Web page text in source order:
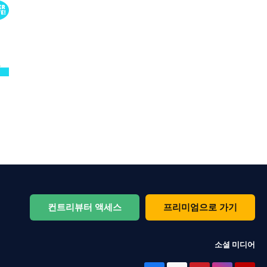
컨트리뷰터 액세스 프리미엄으로 가기
소셜 미디어